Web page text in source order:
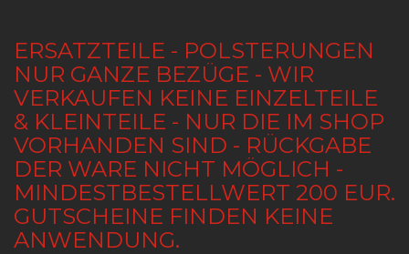
ERSATZTEILE - POLSTERUNGEN
NUR GANZE BEZÜGE - WIR
VERKAUFEN KEINE EINZELTEILE
& KLEINTEILE - NUR DIE IM SHOP
VORHANDEN SIND - RÜCKGABE
DER WARE NICHT MÖGLICH -
MINDESTBESTELLWERT 200 EUR.
GUTSCHEINE FINDEN KEINE
ANWENDUNG.